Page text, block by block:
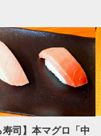
寿司】本マグロ「中